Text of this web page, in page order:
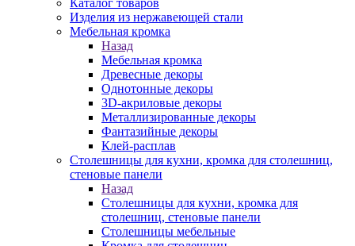
Каталог товаров
Изделия из нержавеющей стали
Мебельная кромка
Назад
Мебельная кромка
Древесные декоры
Однотонные декоры
3D-акриловые декоры
Металлизированные декоры
Фантазийные декоры
Клей-расплав
Столешницы для кухни, кромка для столешниц,
стеновые панели
Назад
Столешницы для кухни, кромка для
столешниц, стеновые панели
Столешницы мебельные